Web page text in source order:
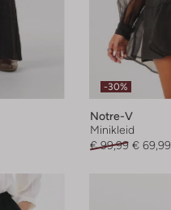
-30%
Notre-V
Minikleid
€ 99,99 € 69,99